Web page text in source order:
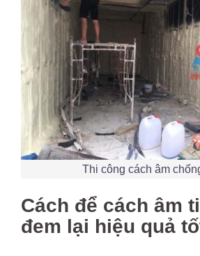
Thi công cách âm
Cách để cách âm
đem lại hiệu quả